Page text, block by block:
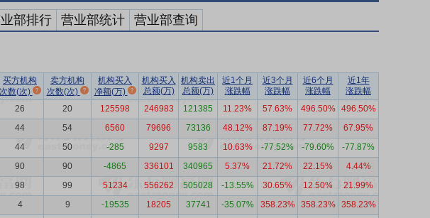
部排行 营业部统计 营业部查询
买方机构
次数(次)
卖方机构
次数(次)
机构买入
净额(万)
机构买入
总额(万)
机构卖出
总额(万)
近1个月
涨跌幅
近3个月
涨跌幅
近6个月
涨跌幅
近1年
涨跌幅
26 20 125598 246983 121385 11.23% 57.63% 496.50%
496.50%
44 54 6560 79696 73136 48.12% 87.19% 77.72%
67.95%
44 50 -285 9297 9583 10.63% -77.52% -79.60%
-77.87%
90 90 -4865 336101 340965 5.37% 21.72% 22.15%
4.44%
98 99 51234 556262 505028 -13.55% 30.65% 12.50%
21.99%
4 9 -19535 18205 37741 -35.07% 358.23% 358.23%
358.23%